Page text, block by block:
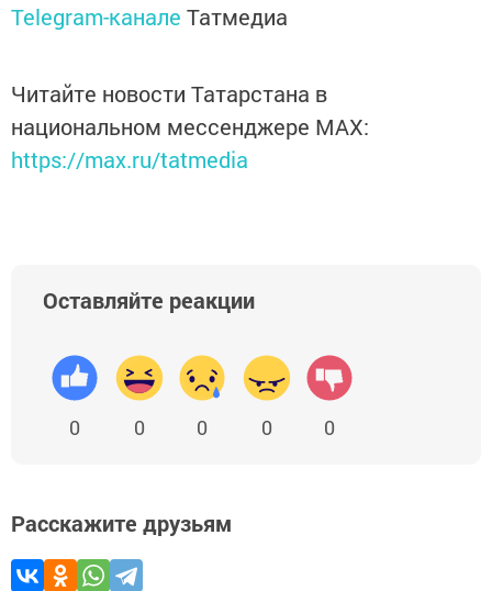
Telegram-канале Татмедиа
Читайте новости Татарстана в
национальном мессенджере MАХ:
https://max.ru/tatmedia
Оставляйте реакции
0 0 0 0 0
Расскажите друзьям